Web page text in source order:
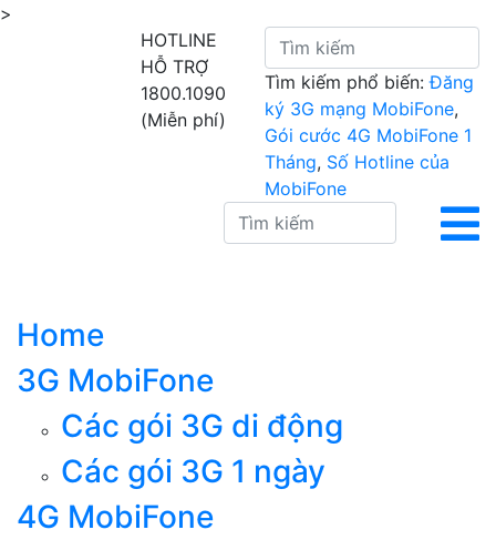
>
HOTLINE
HỖ TRỢ
1800.1090
(Miễn phí)
Tìm kiếm phổ biến: Đăng
ký 3G mạng MobiFone,
Gói cước 4G MobiFone 1
Tháng, Số Hotline của
MobiFone
Home
3G MobiFone
Các gói 3G di động
Các gói 3G 1 ngày
4G MobiFone